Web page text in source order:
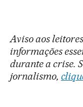
Aviso aos
informações
durante a crise.
jornalismo,